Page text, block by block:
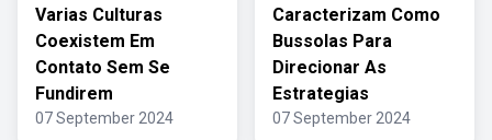
Varias Culturas
Coexistem Em
Contato Sem Se
Fundirem
07 September 2024
Caracterizam Como
Bussolas Para
Direcionar As
Estrategias
07 September 2024